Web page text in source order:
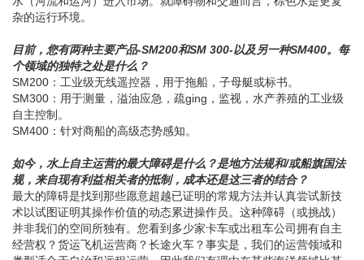
水（河流和运河）进入市场。就障碍物和交通而言，棕色水是更复
杂的运行环境。
目前，您有两种主要产品-SM200和SM 300-以及另一种SM400。每
个领域的独特之处是什么？
SM200：工业级无线遥控器，用于拖船，子母艇或标书。
SM300：用于测量，溢油应急，疏ging，监视，水产养殖的工业级
自主控制。
SM400：针对商船的高级态势感知。
如今，水上自主运营的最大障碍是什么？是地方法规和/或船旗国法
规，来自现有利益相关者的抵制，成本还是这三者的结合？
最大的障碍是找到那些愿意超越已证明的常规方法并认真尝试新技
术以试图证明其操作价值的动态累进操作员。这种障碍（或挑战）
并非我们的空间所独有。您看到多少家卡车或出租车公司拥有自主
经营权？货运飞机运营商？长途火车？事实是，我们的运营领域和